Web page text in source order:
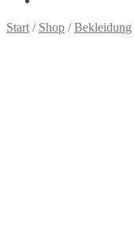
Start / Shop /Bekleidung